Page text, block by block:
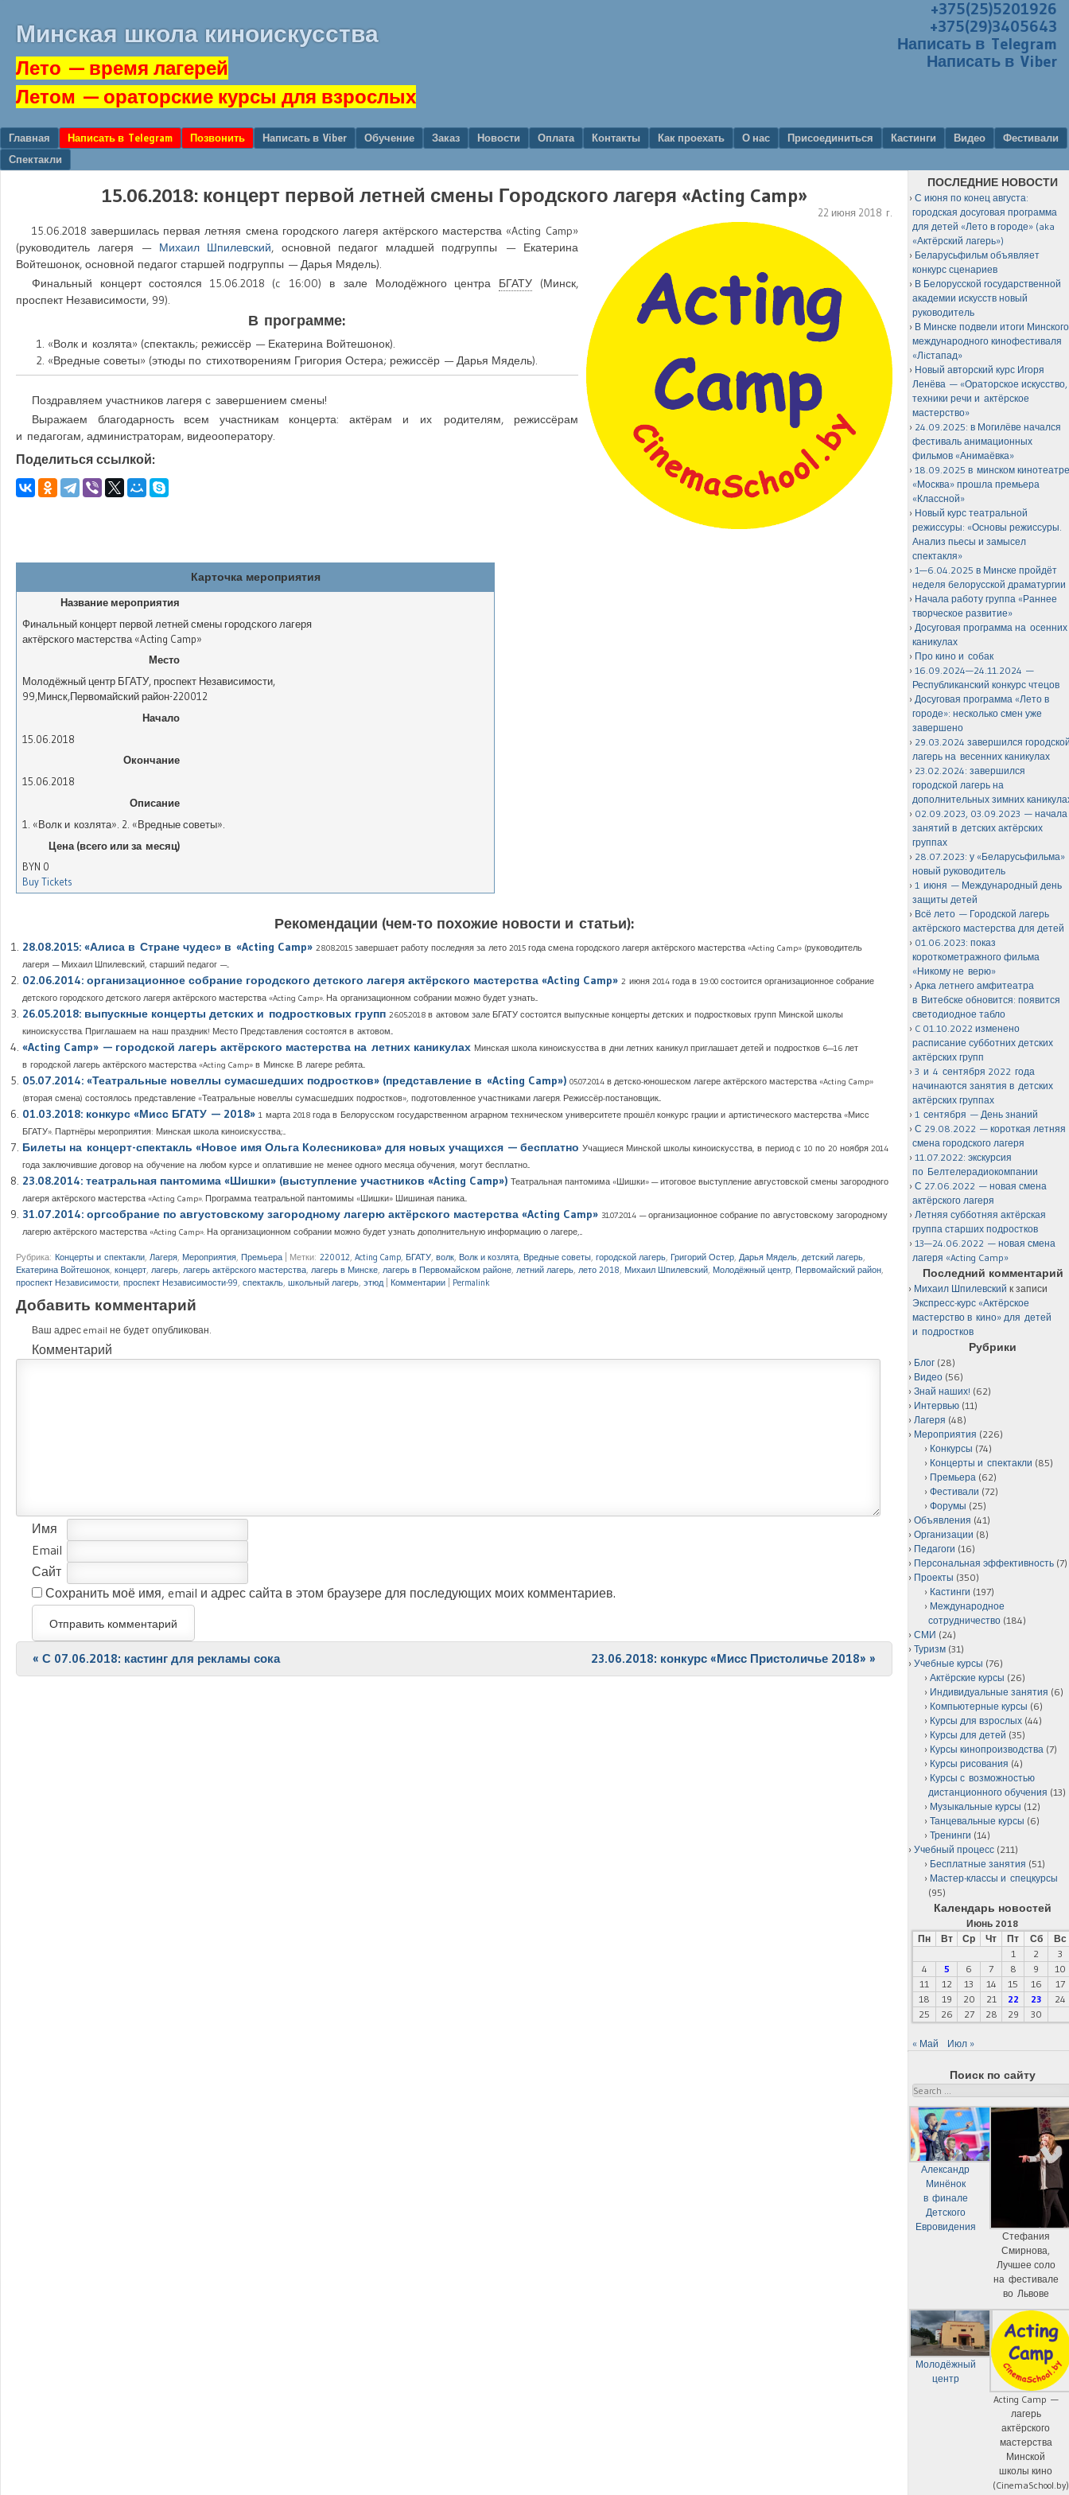
+375(25)5201926
+375(29)3405643
Написать в Telegram
Написать в Viber
Минская школа киноискусства
Лето — время лагерей
Летом — ораторские курсы для взрослых
Меню
Перейти к содержанию
Главная Написать в Telegram Позвонить Написать в Viber Обучение Заказ Новости Оплата Контакты Как проехать О нас Присоединиться Кастинги Видео
Фестивали
Спектакли
15.06.2018: концерт первой летней смены Городского лагеря «Acting Camp»
22 июня 2018 г.
15.06.2018 завершилась первая летняя смена городского лагеря актёрского мастерства «Acting Camp»
(руководитель лагеря — Михаил Шпилевский, основной педагог младшей подгруппы — Екатерина
Войтешонок, основной педагог старшей подгруппы — Дарья Мядель).
Финальный концерт состоялся 15.06.2018 (c 16:00) в зале Молодёжного центра БГАТУ(Минск,
проспект Независимости, 99).
В программе:
«Волк и козлята» (спектакль; режиссёр — Екатерина Войтешонок).
«Вредные советы» (этюды по стихотворениям Григория Остера; режиссёр — Дарья Мядель).
Поздравляем участников лагеря с завершением смены!
Выражаем благодарность всем участникам концерта: актёрам и их родителям, режиссёрам
и педагогам, администраторам, видеооператору.
Поделиться ссылкой:
Карточка мероприятия
Название мероприятия
Финальный концерт первой летней смены городского лагеря
актёрского мастерства «Acting Camp»
Место
Молодёжный центр БГАТУ, проспект Независимости,
99,Минск,Первомайский район-220012
Начало
15.06.2018
Окончание
15.06.2018
Описание
1. «Волк и козлята». 2. «Вредные советы».
Цена (всего или за месяц)
BYN 0
Buy Tickets
Рекомендации (чем-то похожие новости и статьи):
28.08.2015: «Алиса в Стране чудес» в «Acting Camp» 28.08.2015 завершает работу последняя за лето 2015 года смена городского лагеря актёрского мастерства «Acting Camp» (руководитель
лагеря — Михаил Шпилевский, старший педагог —...
02.06.2014: организационное собрание городского детского лагеря актёрского мастерства «Acting Camp» 2 июня 2014 года в 19:00 состоится организационное собрание
детского городского детского лагеря актёрского мастерства «Acting Camp». На организационном собрании можно будет узнать...
26.05.2018: выпускные концерты детских и подростковых групп 26.05.2018 в актовом зале БГАТУ состоятся выпускные концерты детских и подростковых групп Минской школы
киноискусства. Приглашаем на наш праздник! Место Представления состоятся в актовом...
«Acting Camp» — городской лагерь актёрского мастерства на летних каникулах Минская школа киноискусства в дни летних каникул приглашает детей и подростков 6—16 лет
в городской лагерь актёрского мастерства «Acting Camp» в Минске. В лагере ребята...
05.07.2014: «Театральные новеллы сумасшедших подростков» (представление в «Acting Camp») 05.07.2014 в детско-юношеском лагере актёрского мастерства «Acting Camp»
(вторая смена) состоялось представление «Театральные новеллы сумасшедших подростков», подготовленное участниками лагеря. Режиссёр-постановщик...
01.03.2018: конкурс «Мисс БГАТУ — 2018» 1 марта 2018 года в Белорусском государственном аграрном техническом университете прошёл конкурс грации и артистического мастерства «Мисс
БГАТУ». Партнёры мероприятия: Минская школа киноискусства;...
Билеты на концерт-спектакль «Новое имя Ольга Колесникова» для новых учащихся — бесплатно Учащиеся Минской школы киноискусства, в период с 10 по 20 ноября 2014
года заключившие договор на обучение на любом курсе и оплатившие не менее одного месяца обучения, могут бесплатно...
23.08.2014: театральная пантомима «Шишки» (выступление участников «Acting Camp») Театральная пантомима «Шишки» — итоговое выступление августовской смены загородного
лагеря актёрского мастерства «Acting Camp». Программа театральной пантомимы «Шишки» Шишиная паника...
31.07.2014: оргсобрание по августовскому загородному лагерю актёрского мастерства «Acting Camp» 31.07.2014 — организационное собрание по августовскому загородному
лагерю актёрского мастерства «Acting Camp». На организационном собрании можно будет узнать дополнительную информацию о лагере,...
Рубрика: Концерты и спектакли, Лагеря, Мероприятия, Премьера Метки: 220012, Acting Camp, БГАТУ, волк, Волк и козлята, Вредные советы, городской лагерь, Григорий Остер, Дарья Мядель, детский лагерь,
Екатерина Войтешонок, концерт, лагерь, лагерь актёрского мастерства, лагерь в Минске, лагерь в Первомайском районе, летний лагерь, лето 2018, Михаил Шпилевский, Молодёжный центр, Первомайский район,
проспект Независимости, проспект Независимости-99, спектакль, школьный лагерь, этюд Комментарии Permalink
Добавить комментарий
Ваш адрес email не будет опубликован.
Комментарий
Имя
Email
Сайт
Сохранить моё имя, email и адрес сайта в этом браузере для последующих моих комментариев.
Post navigation
« С 07.06.2018: кастинг для рекламы сока 23.06.2018: конкурс «Мисс Пристоличье 2018» »
ПОСЛЕДНИЕ НОВОСТИ
С июня по конец августа:
городская досуговая программа
для детей «Лето в городе» (aka
«Актёрский лагерь»)
Беларусьфильм объявляет
конкурс сценариев
В Белорусской государственной
академии искусств новый
руководитель
В Минске подвели итоги Минского
международного кинофестиваля
«Лiстапад»
Новый авторский курс Игоря
Ленёва — «Ораторское искусство,
техники речи и актёрское
мастерство»
24.09.2025: в Могилёве начался
фестиваль анимационных
фильмов «Анимаёвка»
18.09.2025 в минском
«Москва» прошла премьера
«Классной»
Новый курс театральной
режиссуры: «Основы режиссуры.
Анализ пьесы и замысел
спектакля»
1—6.04.2025 в Минске пройдёт
неделя белорусской драматургии
Начала работу группа «Раннее
творческое развитие»
Досуговая программа на осенних
каникулах
Про кино и собак
16.09.2024—24.11.2024 —
Республиканский конкурс чтецов
Досуговая программа «Лето в
городе»: несколько смен уже
завершено
29.03.2024 завершился
лагерь на весенних каникулах
23.02.2024: завершился
городской лагерь на
дополнительных зимних
02.09.2023, 03.09.2023 — начала
занятий в детских актёрских
группах
28.07.2023: у «Беларусьфильма»
новый руководитель
1 июня — Международный день
защиты детей
Всё лето — Городской лагерь
актёрского мастерства для детей
01.06.2023: показ
короткометражного фильма
«Никому не верю»
Арка летнего амфитеатра
в Витебске обновится: появится
светодиодное табло
C 01.10.2022 изменено
расписание субботних детских
актёрских групп
3 и 4 сентября 2022 года
начинаются занятия в детских
актёрских группах
1 сентября — День знаний
С 29.08.2022 — короткая летняя
смена городского лагеря
11.07.2022: экскурсия
по Белтелерадиокомпании
С 27.06.2022 — новая смена
актёрского лагеря
Летняя субботняя актёрская
группа старших подростков
13—24.06.2022 — новая смена
лагеря «Acting Camp»
Последний комментарий
Михаил Шпилевский к записи
Экспресс-курс «Актёрское
мастерство в кино» для детей
и подростков
Рубрики
Блог (28)
Видео (56)
Знай наших! (62)
Интервью (11)
Лагеря (48)
Мероприятия (226)
Конкурсы (74)
Концерты и спектакли (85)
Премьера (62)
Фестивали (72)
Форумы (25)
Объявления (41)
Организации (8)
Педагоги (16)
Персональная эффективность (7)
Проекты (350)
Кастинги (197)
Международное
сотрудничество (184)
СМИ (24)
Туризм (31)
Учебные курсы (76)
Актёрские курсы (26)
Индивидуальные занятия (6)
Компьютерные курсы (6)
Курсы для взрослых (44)
Курсы для детей (35)
Курсы кинопроизводства (7)
Курсы рисования (4)
Курсы с возможностью
дистанционного обучения (13)
Музыкальные курсы (12)
Танцевальные курсы (6)
Тренинги (14)
Учебный процесс (211)
Бесплатные занятия (51)
Мастер-классы и спецкурсы
(95)
Календарь новостей
Июнь 2018
Пн
Вт Ср Чт Пт Сб
Вс
1
2
3
4
5 6 7 8 9
10
11
12 13 14 15 16
17
18
19 20 21 22 23
24
25
26 27 28 29 30
« Май Июл »
Поиск по сайту
Search
Александр
Минёнок
в финале
Детского
Евровидения
Стефания
Смирнова,
Лучшее соло
на фестивале
во Львове
Молодёжный
центр
Acting Camp —
лагерь
актёрского
мастерства
Минской
школы кино
(CinemaSchool.by)